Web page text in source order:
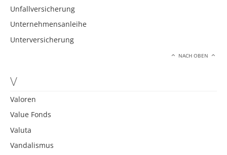
Unfallversicherung
Unternehmensanleihe
Unterversicherung
NACH OBEN
V
Valoren
Value Fonds
Valuta
Vandalismus